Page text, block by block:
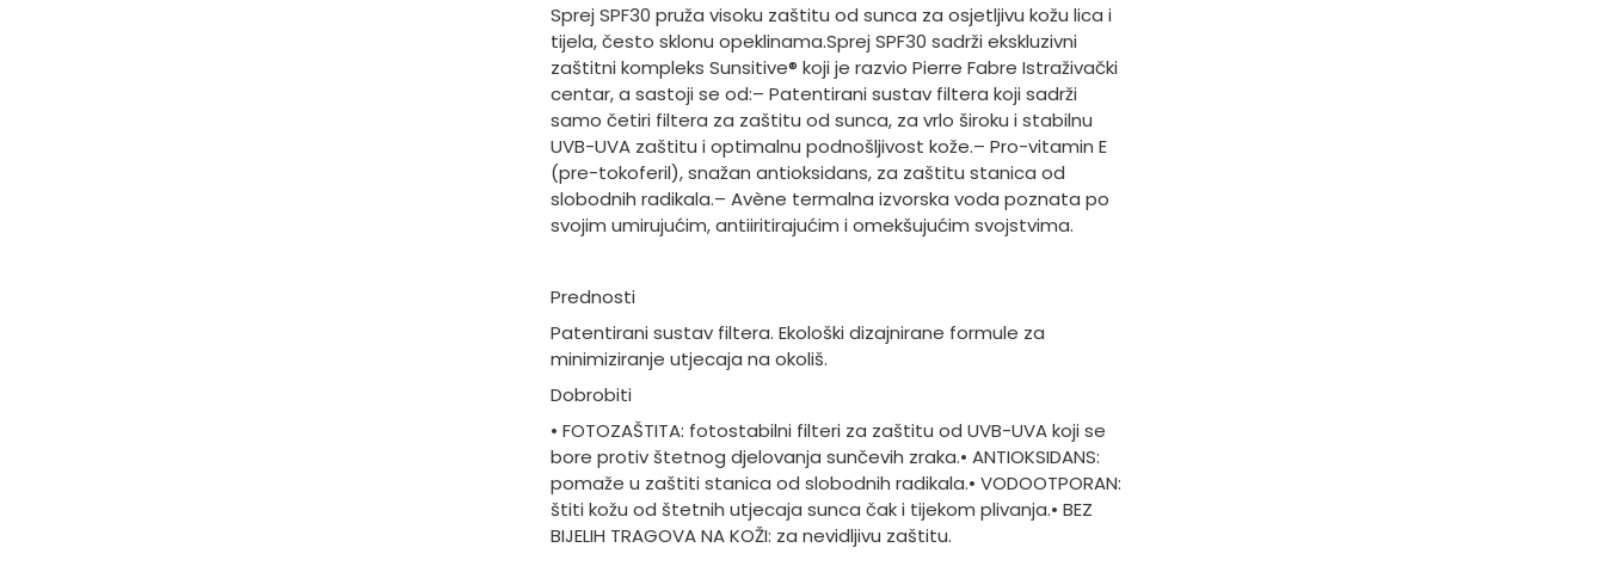
Sprej SPF30 pruža visoku zaštitu od sunca za osjetljivu kožu lica i
tijela, često sklonu opeklinama.Sprej SPF30 sadrži ekskluzivni
zaštitni kompleks Sunsitive® koji je razvio Pierre Fabre Istraživački
centar, a sastoji se od:– Patentirani sustav filtera koji sadrži
samo četiri filtera za zaštitu od sunca, za vrlo široku i stabilnu
UVB-UVA zaštitu i optimalnu podnošljivost kože.– Pro-vitamin E
(pre-tokoferil), snažan antioksidans, za zaštitu stanica od
slobodnih radikala.– Avène termalna izvorska voda poznata po
svojim umirujućim, antiiritirajućim i omekšujućim svojstvima.
Prednosti
Patentirani sustav filtera. Ekološki dizajnirane formule za
minimiziranje utjecaja na okoliš.
Dobrobiti
• FOTOZAŠTITA: fotostabilni filteri za zaštitu od UVB-UVA koji se
bore protiv štetnog djelovanja sunčevih zraka.• ANTIOKSIDANS:
pomaže u zaštiti stanica od slobodnih radikala.• VODOOTPORAN:
štiti kožu od štetnih utjecaja sunca čak i tijekom plivanja.• BEZ
BIJELIH TRAGOVA NA KOŽI: za nevidljivu zaštitu.